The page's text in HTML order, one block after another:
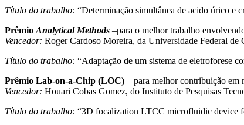
Título do trabalho: “Determinação simultânea de acido úrico e
Prêmio Analytical Methods –para o melhor trabalho
Vencedor: Roger Cardoso Moreira, da Universidade Federal de
Título do trabalho: “Adaptação de um sistema de eletroforese
Prêmio Lab-on-a-Chip (LOC) – para melhor contribuição em
Vencedor: Houari Cobas Gomez, do Instituto de Pesquisas
Título do trabalho: “3D focalization LTCC microfluidic device